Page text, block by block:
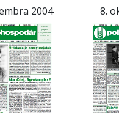
2004 8.